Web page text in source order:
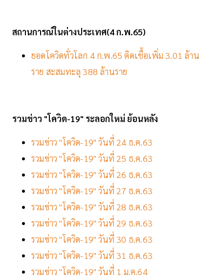
สถานการณ์ในต่างประเทศ(4ก.พ.65)
ยอดโควิดทั่วโลก 4 ก.พ.65 ติดเชื้อเพิ่ม 3.01 ล้าน
ราย สะสมทะลุ 388 ล้านราย
รวมข่าว "โควิด-19" ระลอกใหม่ ย้อนหลัง
รวมข่าว "โควิด-19" วันที่ 24 ธ.ค.63
รวมข่าว "โควิด-19" วันที่ 25 ธ.ค.63
รวมข่าว "โควิด-19" วันที่ 26 ธ.ค.63
รวมข่าว "โควิด-19" วันที่ 27 ธ.ค.63
รวมข่าว "โควิด-19" วันที่ 28 ธ.ค.63
รวมข่าว "โควิด-19" วันที่ 29 ธ.ค.63
รวมข่าว "โควิด-19" วันที่ 30 ธ.ค.63
รวมข่าว "โควิด-19" วันที่ 31 ธ.ค.63
รวมข่าว "โควิด-19" วันที่ 1 ม.ค.64